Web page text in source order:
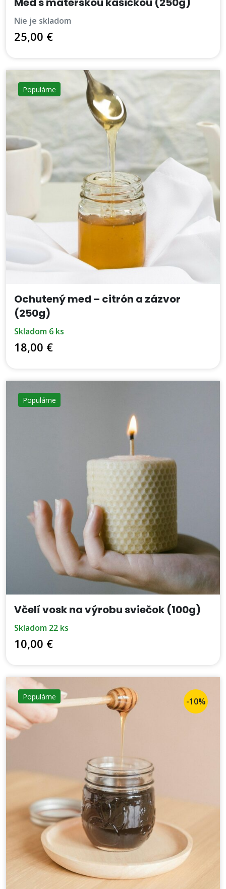
nie je skladom
25,00 €
Populárne
Ochutený med – citrón a zázvor
(250g)
skladom 6 ks
18,00 €
Populárne
Včelí vosk na výrobu sviečok (100g)
skladom 22 ks
10,00 €
Populárne -10%